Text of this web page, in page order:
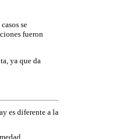
se
fueron
ya que da
es diferente a la